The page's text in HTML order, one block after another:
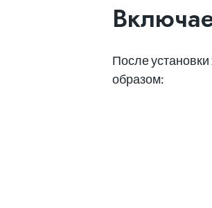
После
образом: